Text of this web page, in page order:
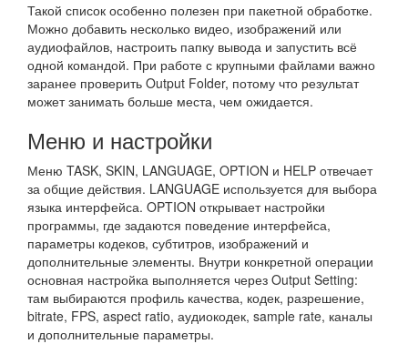
Такой список особенно полезен при пакетной обработке.
Можно добавить несколько видео, изображений или
аудиофайлов, настроить папку вывода и запустить всё
одной командой. При работе с крупными файлами важно
заранее проверить Output Folder, потому что результат
может занимать больше места, чем ожидается.
Меню и настройки
Меню TASK, SKIN, LANGUAGE, OPTION и HELP отвечает
за общие действия. LANGUAGE используется для выбора
языка интерфейса. OPTION открывает настройки
программы, где задаются поведение интерфейса,
параметры кодеков, субтитров, изображений и
дополнительные элементы. Внутри конкретной операции
основная настройка выполняется через Output Setting:
там выбираются профиль качества, кодек, разрешение,
bitrate, FPS, aspect ratio, аудиокодек, sample rate, каналы
и дополнительные параметры.